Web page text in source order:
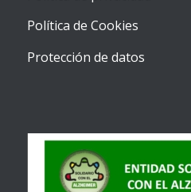
Política de Cookies
Protección de datos